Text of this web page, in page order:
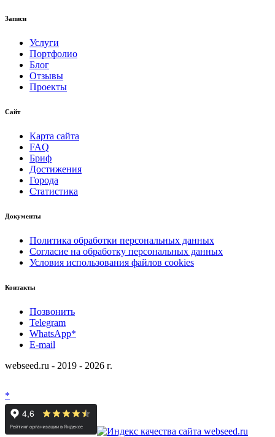
Записи
Услуги
Портфолио
Блог
Отзывы
Проекты
Сайт
Карта сайта
FAQ
Бриф
Достижения
Города
Статистика
Документы
Политика обработки персональных данных
Согласие на обработку персональных данных
Условия использования файлов cookies
Контакты
Позвонить
Telegram
WhatsApp*
E-mail
webseed.ru - 2019 - 2026 г.
*